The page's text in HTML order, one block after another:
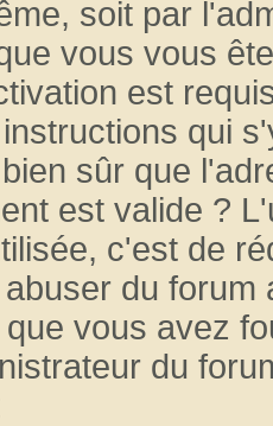
soit par
vous vous
est
qui
sûr que
est valide ?
c'est de
du
vous avez
du